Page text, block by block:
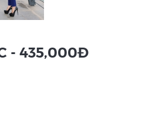
- 435,000Đ